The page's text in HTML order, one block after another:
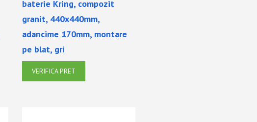
baterie Kring, compozit
granit, 440x440mm,
adancime 170mm, montare
pe blat, gri
VERIFICA PRET